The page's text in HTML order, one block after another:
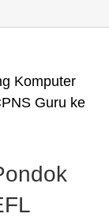
Komputer
Guru ke